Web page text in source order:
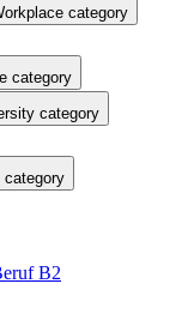
category
category
category
category
B2